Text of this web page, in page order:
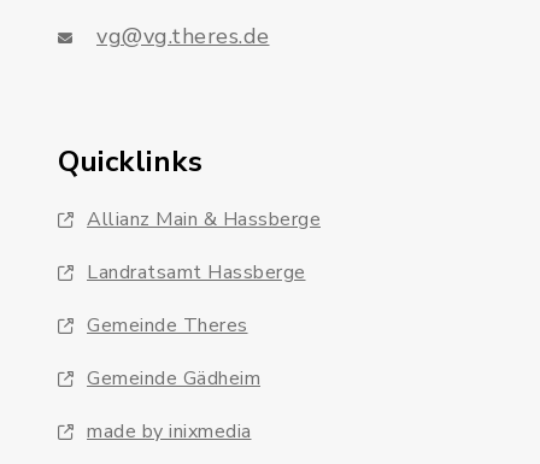
vg@vg.theres.de
Quicklinks
Allianz Main & Hassberge
Landratsamt Hassberge
Gemeinde Theres
Gemeinde Gädheim
made by inixmedia